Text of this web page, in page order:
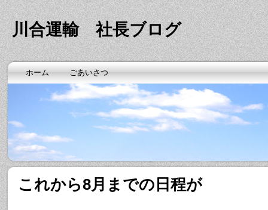
川合運輸 社長ブログ
ホーム ごあいさつ
これから8月までの日程が